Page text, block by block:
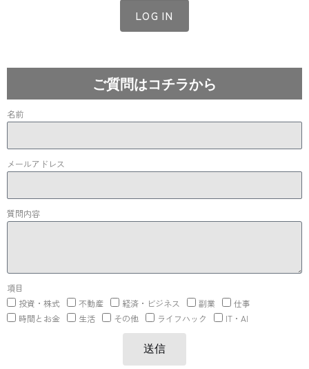
LOG IN
ご質問はコチラから
名前
メールアドレス
質問内容
項目
投資・株式
不動産 経済・ビジネス 副業
仕事
時間とお金
生活 その他 ライフハック IT・AI
送信